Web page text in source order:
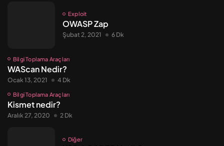
Exploit
OWASP Zap
Şubat 2, 2021 6 Dk
Bilgi Toplama Araçları
WAScan Nedir?
Ocak 13, 2021 4 Dk
Bilgi Toplama Araçları
Kismet nedir?
Aralık 27, 2020 2 Dk
Diğer